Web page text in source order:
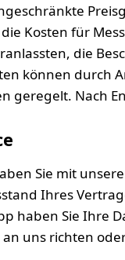
Kosten für
die
können durch
geregelt. Nach
Sie mit
Ihres
haben Sie Ihre
uns richten